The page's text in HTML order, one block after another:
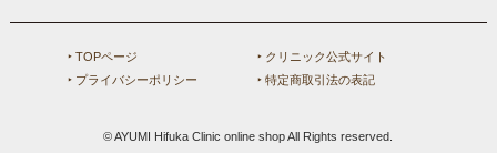
‣ TOPページ
‣ クリニック公式サイト
‣ プライバシーポリシー
‣ 特定商取引法の表記
© AYUMI Hifuka Clinic online shop All Rights reserved.